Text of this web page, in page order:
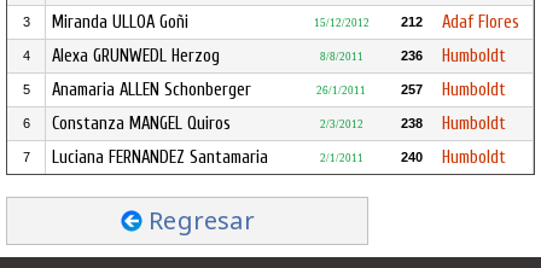
3 Miranda ULLOA Goñi 15/12/2012 212 Adaf Flores
4 Alexa GRUNWEDL Herzog 8/8/2011 236 Humboldt
5 Anamaria ALLEN Schonberger 26/1/2011 257 Humboldt
6 Constanza MANGEL Quiros 2/3/2012 238 Humboldt
7 Luciana FERNANDEZ Santamaria 2/1/2011 240 Humboldt
Regresar